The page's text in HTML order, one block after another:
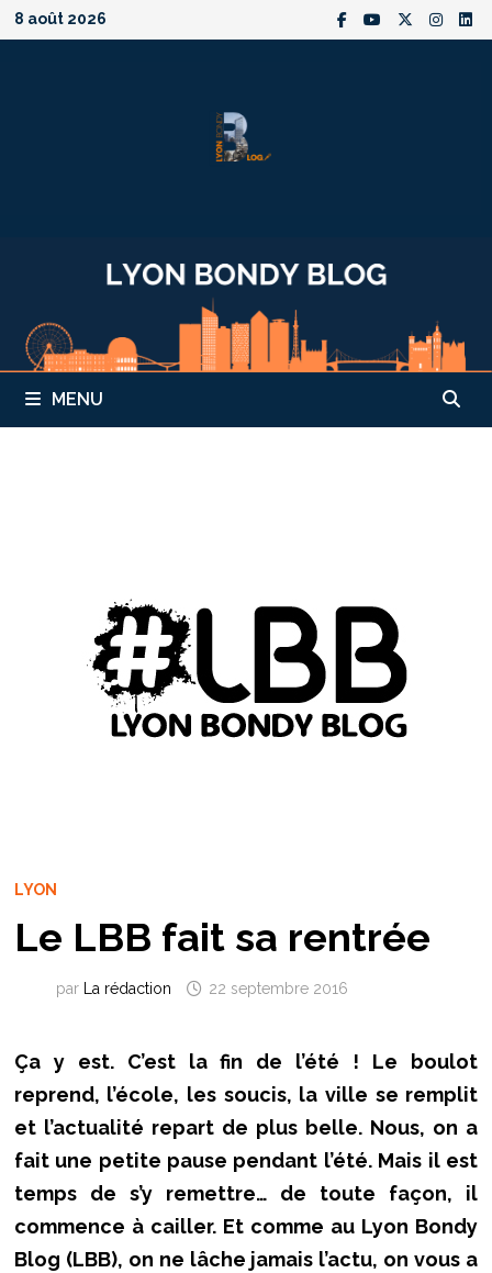
Passer
au
8 août 2026
MENU
LYON
Le LBB fait sa rentrée
par La rédaction 22 septembre 2016
Ça y est. C’est la fin de l’été ! Le boulot
reprend, l’école, les soucis, la ville se remplit
et l’actualité repart de plus belle. Nous, on a
fait une petite pause pendant l’été. Mais il est
temps de s’y remettre… de toute façon, il
commence à cailler. Et comme au Lyon Bondy
Blog (LBB), on ne lâche jamais l’actu, on vous a